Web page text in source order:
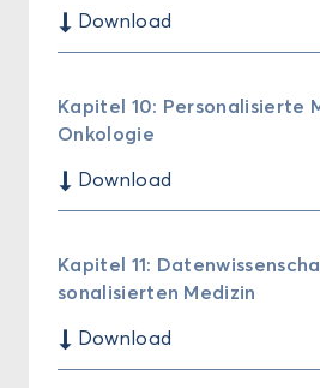
$ Down­load
Ka­pi­tel 10: Per­so­na­li­sier­te
On­ko­lo­gie
$ Down­load
Ka­pi­tel 11:
so­na­li­sier­ten Me­di­zin
$ Down­load